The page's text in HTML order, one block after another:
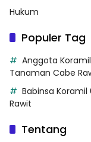
Hukum
Populer Tag
Anggota
Tanaman Cabe
Babinsa
Rawit
Tentang